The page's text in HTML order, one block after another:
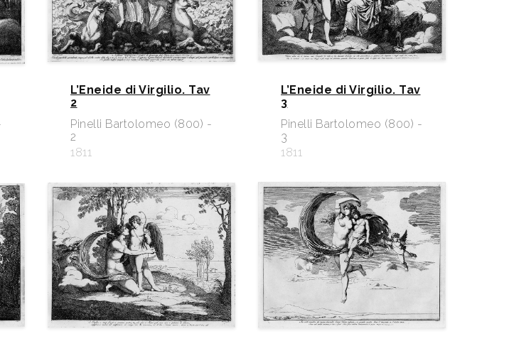
L’Eneide di Virgilio. Tav
2
Pinelli Bartolomeo (800) -
2
1811
L’Eneide di Virgilio. Tav
3
Pinelli Bartolomeo (800) -
3
1811